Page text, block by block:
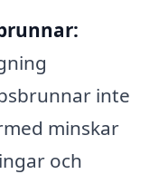
inte
minskar
och